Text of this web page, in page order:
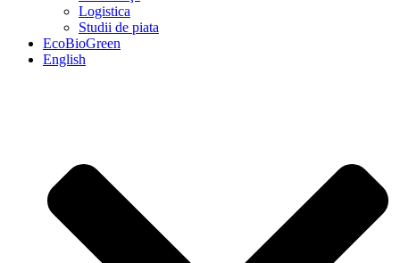
Logistica
Studii de piata
EcoBioGreen
English